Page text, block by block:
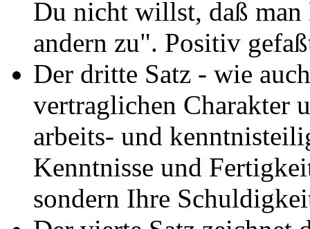
Du nicht willst, daß man
andern zu". Positiv
Der dritte Satz - wie
vertraglichen Charakter
arbeits- und
Kenntnisse und
sondern Ihre